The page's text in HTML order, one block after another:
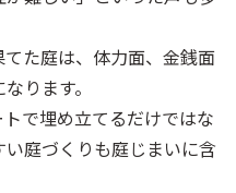
た庭は、体力面、金銭面
ります。
で埋め立てるだけではな
庭づくりも庭じまいに含